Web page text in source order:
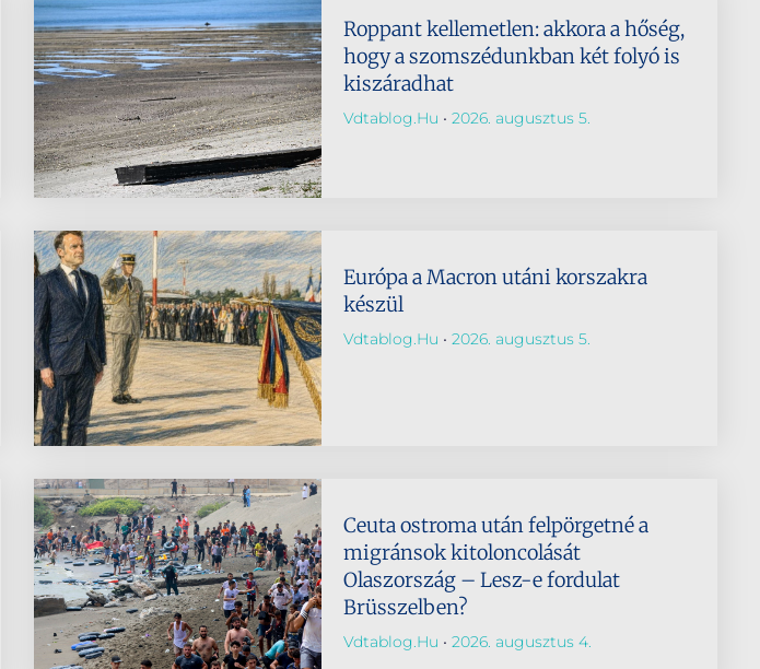
Roppant kellemetlen: akkora a hőség,
hogy a szomszédunkban két folyó is
kiszáradhat
Vdtablog.hu 2026. augusztus 5.
Európa a Macron utáni korszakra
készül
Vdtablog.hu 2026. augusztus 5.
Ceuta ostroma után felpörgetné a
migránsok kitoloncolását
Olaszország – Lesz-e fordulat
Brüsszelben?
Vdtablog.hu 2026. augusztus 4.